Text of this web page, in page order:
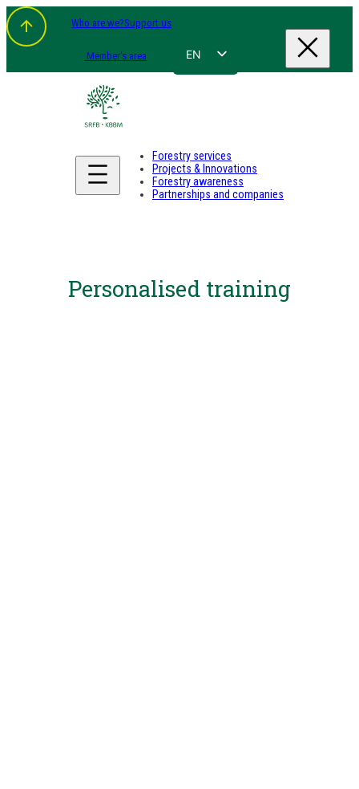
Who are we?Support us
Member's area EN
DE
Forestry services
Projects & Innovations
Forestry awareness
Partnerships and companies
Personalised training